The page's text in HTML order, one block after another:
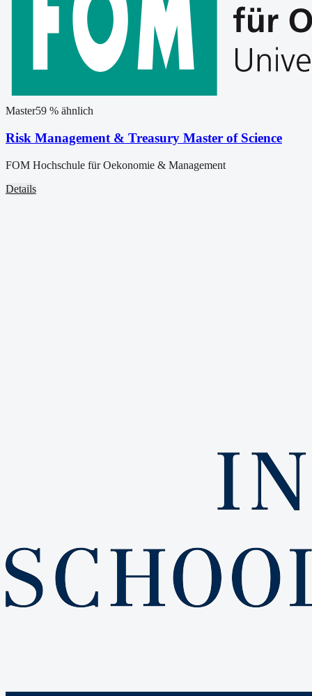
Master59 % ähnlich
Risk Management & Treasury Master of Science
FOM Hochschule für Oekonomie & Management
Details